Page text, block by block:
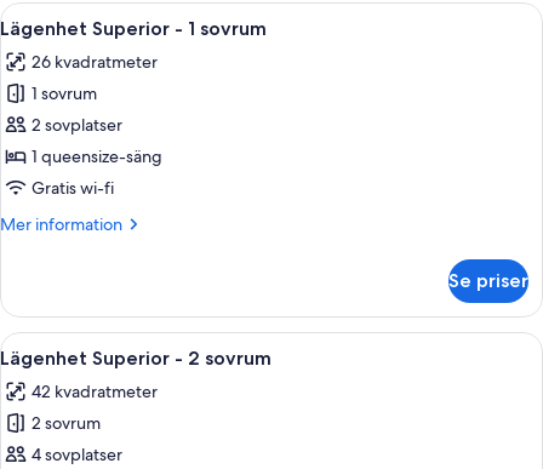
Öppna
alla
foton
för
Lägenhet
Superior
-
sovrum
Ett modernt vardagsrum med en
5
Lägenhet Superior - 1 sovrum
26 kvadratmeter
1 sovrum
2 sovplatser
1 queensize-säng
Gratis wi-fi
Mer information
Mer
Superior
1
sovrum
Se priser
Öppna
alla
foton
för
Lägenhet
Ett modernt kök med vita skåp, en
8
Lägenhet Superior - 2 sovrum
42 kvadratmeter
2 sovrum
4 sovplatser